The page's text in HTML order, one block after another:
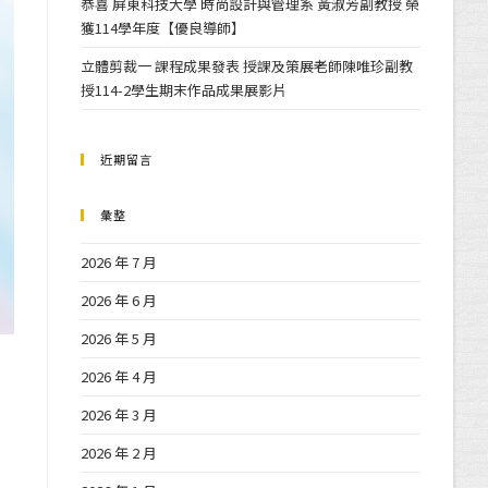
獲114學年度【優良導師】
立體剪裁一 課程成果發表 授課及策展老師陳唯珍副教
授114-2學生期末作品成果展影片
近期留言
彙整
2026 年 7 月
2026 年 6 月
2026 年 5 月
2026 年 4 月
2026 年 3 月
2026 年 2 月